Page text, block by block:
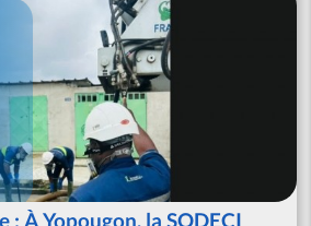
: À Yopougon, la SODECI